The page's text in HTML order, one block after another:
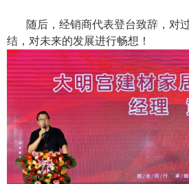
随后，经销商代表登台致辞，对
结，对未来的发展进行畅想！